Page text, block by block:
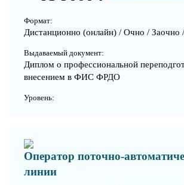
Формат:
Дистанционно (онлайн) / Очно / Заочно
Выдаваемый документ:
Диплом о профессиональной
внесением в ФИС ФРДО
Уровень:
Оператор поточно-
линии